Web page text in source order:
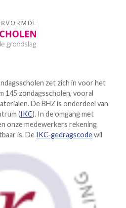
zet zich in voor het
145 zondagsscholen, vooral
De BHZ is onderdeel van
(IKC). In de omgang met
onze medewerkers rekening
is. De IKC-gedragscodewil